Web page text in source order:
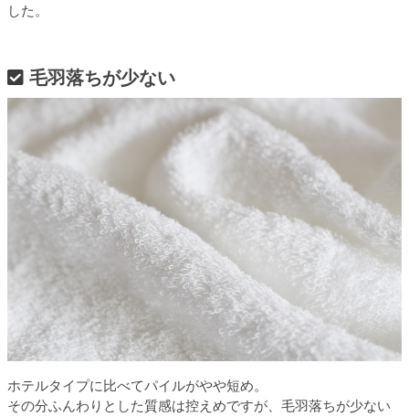
した。
毛羽落ちが少ない
ホテルタイプに比べてパイルがやや短め。
その分ふんわりとした質感は控えめですが、毛羽落ちが少ない